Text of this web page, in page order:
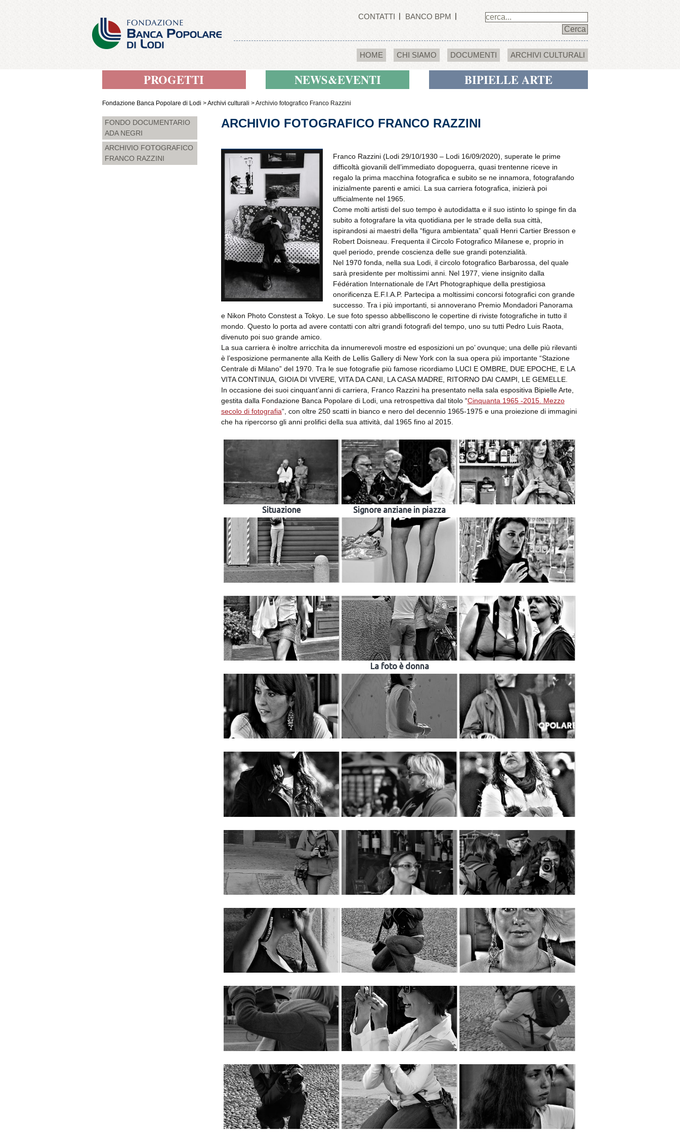
CONTATTI BANCO BPM
HOME CHI SIAMO DOCUMENTI ARCHIVI CULTURALI
PROGETTI NEWS&EVENTI BIPIELLE ARTE
Fondazione Banca Popolare di Lodi >Archivi culturali >Archivio fotografico Franco Razzini
FONDO DOCUMENTARIO
ADA NEGRI
ARCHIVIO FOTOGRAFICO
FRANCO RAZZINI
ARCHIVIO FOTOGRAFICO FRANCO RAZZINI
Franco Razzini (Lodi 29/10/1930 – Lodi 16/09/2020), superate le prime
difficoltà giovanili dell’immediato dopoguerra, quasi trentenne riceve in
regalo la prima macchina fotografica e subito se ne innamora, fotografando
inizialmente parenti e amici. La sua carriera fotografica, inizierà poi
ufficialmente nel 1965.
Come molti artisti del suo tempo è autodidatta e il suo istinto lo spinge fin da
subito a fotografare la vita quotidiana per le strade della sua città,
ispirandosi ai maestri della “figura ambientata” quali Henri Cartier Bresson e
Robert Doisneau. Frequenta il Circolo Fotografico Milanese e, proprio in
quel periodo, prende coscienza delle sue grandi potenzialità.
Nel 1970 fonda, nella sua Lodi, il circolo fotografico Barbarossa, del quale
sarà presidente per moltissimi anni. Nel 1977, viene insignito dalla
Fédération Internationale de l’Art Photographique della prestigiosa
onorificenza E.F.I.A.P. Partecipa a moltissimi concorsi fotografici con grande
successo. Tra i più importanti, si annoverano Premio Mondadori Panorama
e Nikon Photo Constest a Tokyo. Le sue foto spesso abbelliscono le copertine di riviste fotografiche in tutto il
mondo. Questo lo porta ad avere contatti con altri grandi fotografi del tempo, uno su tutti Pedro Luis Raota,
divenuto poi suo grande amico.
La sua carriera è inoltre arricchita da innumerevoli mostre ed esposizioni un po’ ovunque; una delle più rilevanti
è l’esposizione permanente alla Keith de Lellis Gallery di New York con la sua opera più importante “Stazione
Centrale di Milano” del 1970. Tra le sue fotografie più famose ricordiamo LUCI E OMBRE, DUE EPOCHE, E LA
VITA CONTINUA, GIOIA DI VIVERE, VITA DA CANI, LA CASA MADRE, RITORNO DAI CAMPI, LE GEMELLE.
In occasione dei suoi cinquant’anni di carriera, Franco Razzini ha presentato nella sala espositiva Bipielle Arte,
gestita dalla Fondazione Banca Popolare di Lodi, una retrospettiva dal titolo “Cinquanta 1965 -2015. Mezzo
secolo di fotografia“, con oltre 250 scatti in bianco e nero del decennio 1965-1975 e una proiezione di immagini
che ha ripercorso gli anni prolifici della sua attività, dal 1965 fino al 2015.
Situazione Signore anziane in piazza
La foto è donna